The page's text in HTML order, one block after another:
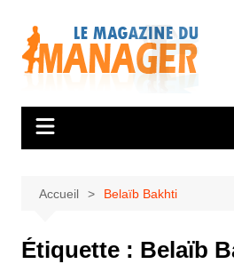
contenu
Accueil Belaïb Bakhti
Étiquette : Belaïb